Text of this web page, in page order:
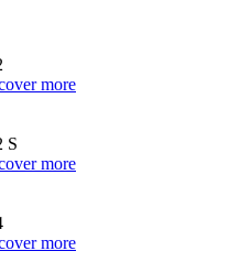
more
S
more
more